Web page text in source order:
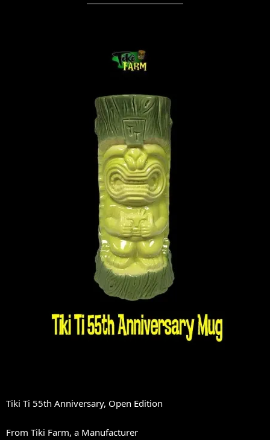
Tiki Ti 55th Anniversary, Open Edition
From Tiki Farm, a Manufacturer